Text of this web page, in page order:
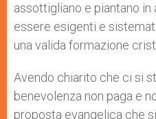
assottigliano e piantano
essere esigenti e
una valida formazione
Avendo chiarito che ci si
benevolenza non paga e
proposta evangelica che